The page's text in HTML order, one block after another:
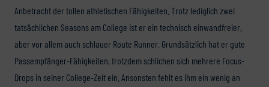
Anbetracht der tollen athletischen Fähigkeiten. Trotz lediglich zwei
tatsächlichen Seasons am College ist er ein technisch einwandfreier,
aber vor allem auch schlauer Route Runner. Grundsätzlich hat er gute
Passempfänger-Fähigkeiten, trotzdem schlichen sich mehrere Focus-
Drops in seiner College-Zeit ein. Ansonsten fehlt es ihm ein wenig an